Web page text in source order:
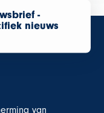
-
nieuws
van